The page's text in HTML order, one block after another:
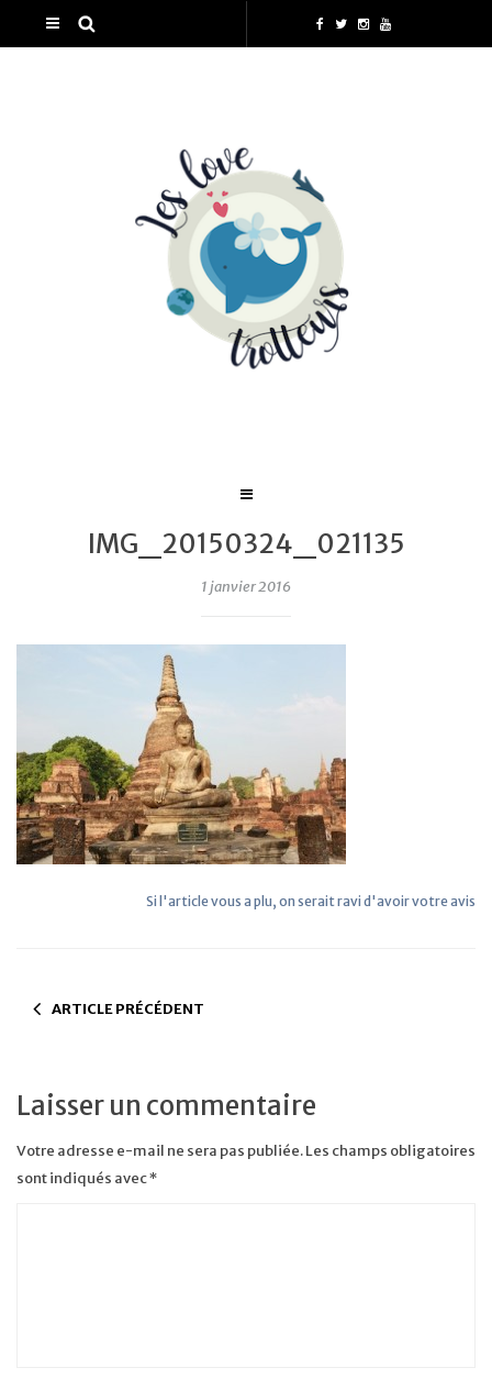
IMG_20150324_021135
1 janvier 2016
Si l'article vous a plu, on serait ravi d'avoir votre avis
ARTICLE PRÉCÉDENT
Laisser un commentaire
Votre adresse e-mail ne sera pas publiée.Les champs obligatoires
sont indiqués avec*